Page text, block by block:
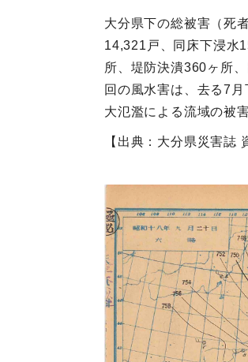
大分県下の総被害（死
14,321戸、同床下浸水
所、堤防決潰360ヶ所
回の風水害は、去る7
大氾濫による流域の被
【出典：大分県災害誌